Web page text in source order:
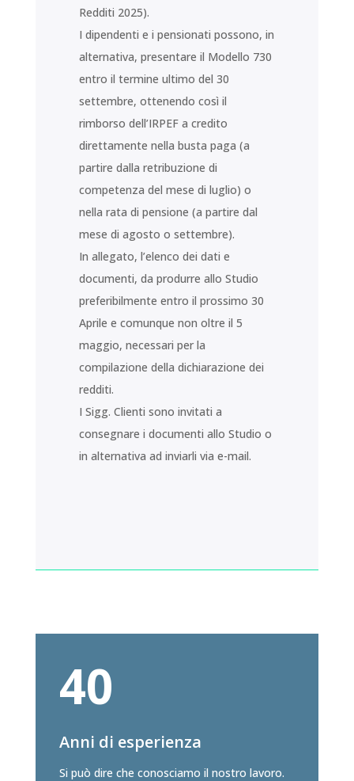
Redditi 2025).
I dipendenti e i pensionati possono, in
alternativa, presentare il Modello 730
entro il termine ultimo del 30
settembre, ottenendo così il
rimborso dell’IRPEF a credito
direttamente nella busta paga (a
partire dalla retribuzione di
competenza del mese di luglio) o
nella rata di pensione (a partire dal
mese di agosto o settembre).
In allegato, l’elenco dei dati e
documenti, da produrre allo Studio
preferibilmente entro il prossimo 30
Aprile e comunque non oltre il 5
maggio, necessari per la
compilazione della dichiarazione dei
redditi.
I Sigg. Clienti sono invitati a
consegnare i documenti allo Studio o
in alternativa ad inviarli via e-mail.
40
Anni di esperienza
Si può dire che conosciamo il nostro lavoro.